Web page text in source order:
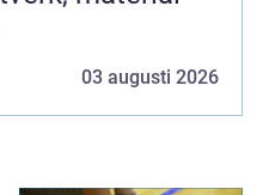
03 augusti 2026